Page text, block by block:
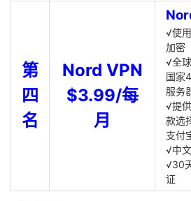
第
四
名
Nord VPN
$3.99/每
月
√使
加密
√全
国家
服务
√提
款选
支付
√中
√30
证